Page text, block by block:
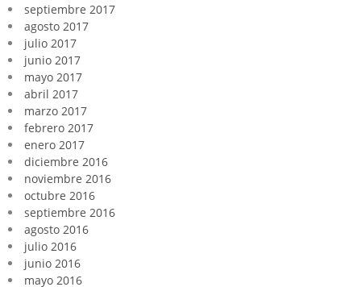
septiembre 2017
agosto 2017
julio 2017
junio 2017
mayo 2017
abril 2017
marzo 2017
febrero 2017
enero 2017
diciembre 2016
noviembre 2016
octubre 2016
septiembre 2016
agosto 2016
julio 2016
junio 2016
mayo 2016